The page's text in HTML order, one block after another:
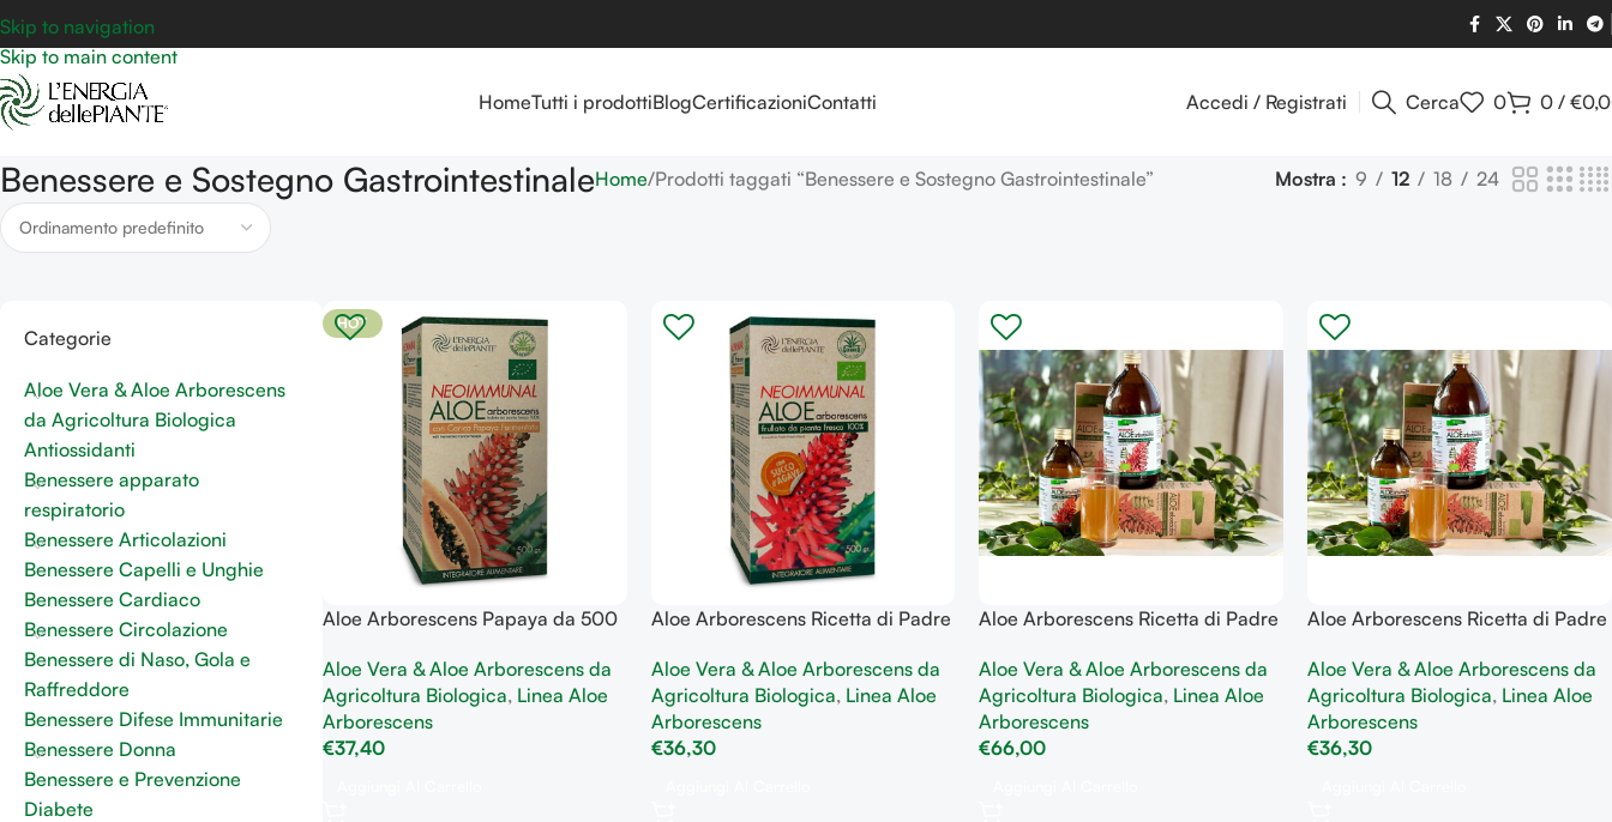
Skip to navigation
Skip to main content
HomeTutti i prodottiBlogCertificazioniContatti Accedi / Registrati Cerca 0 0 / €
Benessere e Sostegno GastrointestinaleHome Prodotti taggati “Benessere e Sostegno Gastrointestinale” Mostra 9 12 18 24
Categorie
Aloe Vera & Aloe Arborescens
da Agricoltura Biologica
Antiossidanti
Benessere apparato
respiratorio
Benessere Articolazioni
Benessere Capelli e Unghie
Benessere Cardiaco
Benessere Circolazione
Benessere di Naso, Gola e
Raffreddore
Benessere Difese Immunitarie
Benessere Donna
Benessere e Prevenzione
Diabete
HOT
Aloe Arborescens Papaya da 500
gastrointestinale
Aloe Vera & Aloe Arborescens da
Agricoltura Biologica, Linea Aloe
Arborescens
€37,40
Aloe Arborescens Ricetta di Padre
d’Agave 500 gr depurativo
antinfiammatorio
Aloe Vera & Aloe Arborescens da
Agricoltura Biologica, Linea Aloe
Arborescens
€36,30
Aloe Arborescens Ricetta di Padre
utile al benessere e sostegno
gastrointestinale
Aloe Vera & Aloe Arborescens da
Agricoltura Biologica, Linea Aloe
Arborescens
€66,00
Aloe Arborescens Ricetta di Padre
utile al benessere e sostegno
gastrointestinale
Aloe Vera & Aloe Arborescens da
Agricoltura Biologica, Linea Aloe
Arborescens
€36,30